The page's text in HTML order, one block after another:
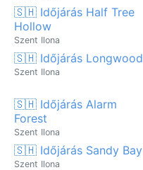
🇸🇭 Időjárás Half Tree
Hollow
Szent Ilona
🇸🇭 Időjárás Longwood
Szent Ilona
🇸🇭 Időjárás Alarm
Forest
Szent Ilona
🇸🇭 Időjárás Sandy Bay
Szent Ilona